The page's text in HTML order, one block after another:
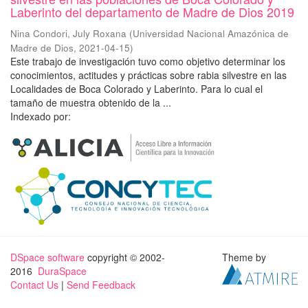
Laberinto del departamento de Madre de Dios 2019
Nina Condori, July Roxana (Universidad Nacional Amazónica de
Madre de Dios, 2021-04-15)
Este trabajo de investigación tuvo como objetivo determinar los
conocimientos, actitudes y prácticas sobre rabia silvestre en las
Localidades de Boca Colorado y Laberinto. Para lo cual el
tamaño de muestra obtenido de la ...
Indexado por:
DSpace software copyright © 2002-
2016 DuraSpace
Contact Us | Send Feedback
Theme by